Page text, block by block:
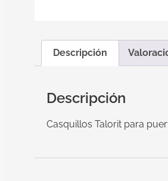
Descripción
Descripción
Casquillos Talorit para